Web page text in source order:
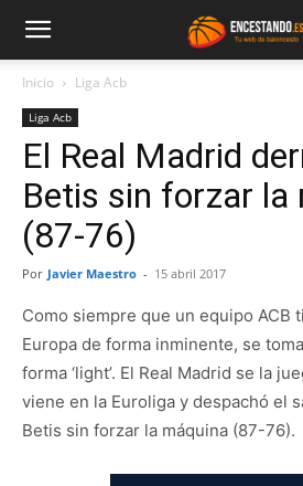
Inicio Liga Acb
Liga Acb
El Real Madrid
Betis sin forzar la
(87-76)
Por Javier Maestro - 15 abril 2017
Como siempre que un equipo ACB
Europa de forma inminente, se
forma ‘light’. El Real Madrid se la
viene en la Euroliga y despachó el
Betis sin forzar la máquina (87-76).